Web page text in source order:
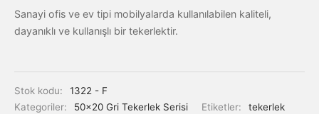
Sanayi ofis ve ev tipi mobilyalarda kullanılabilen kaliteli,
dayanıklı ve kullanışlı bir tekerlektir.
Stok kodu:
1322 - F
Kategoriler:
50x20 Gri Tekerlek Serisi Etiketler: tekerlek
Tipi Tekerlek Serisi
Tekerlekler
Elemanları
Siyah Tekerlek Serisi
Polyamid Tekerlek Serisi
Tekerlek Serisi
Tekerlek Serisi